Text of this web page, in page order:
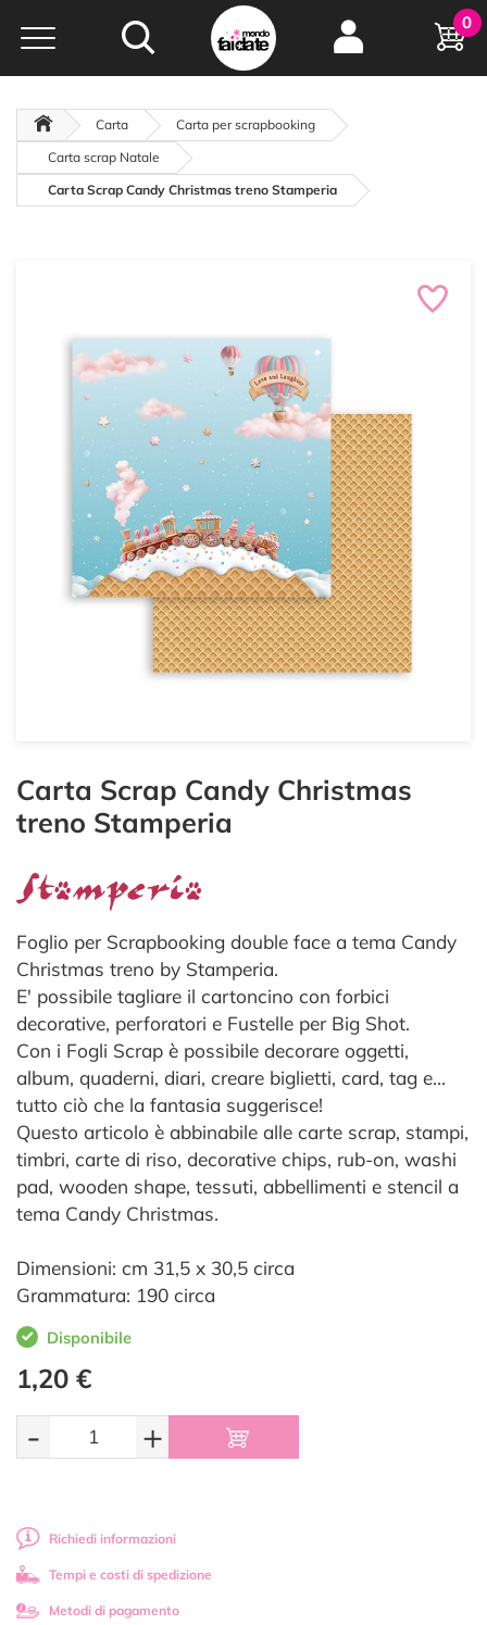
Hobby e
creatività...
oltre 15 anni online
0
Carta
Carta per scrapbooking
Carta scrap Natale
Carta Scrap Candy Christmas treno Stamperia
Carta Scrap Candy Christmas
treno Stamperia
Foglio per Scrapbooking double face a tema Candy
Christmas treno by Stamperia.
E' possibile tagliare il cartoncino con forbici
decorative, perforatori e Fustelle per Big Shot.
Con i Fogli Scrap è possibile decorare oggetti,
album, quaderni, diari, creare biglietti, card, tag e…
tutto ciò che la fantasia suggerisce!
Questo articolo è abbinabile alle carte scrap, stampi,
timbri, carte di riso, decorative chips, rub-on, washi
pad, wooden shape, tessuti, abbellimenti e stencil a
tema Candy Christmas.
Dimensioni: cm 31,5 x 30,5 circa
Grammatura: 190 circa
Disponibile
1,20 €
- +
Richiedi informazioni
Tempi e costi di spedizione
Metodi di pagamento